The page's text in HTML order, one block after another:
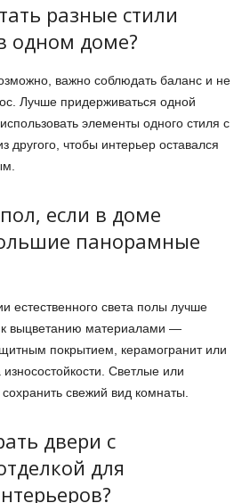
разные стили
одном доме?
важно соблюдать баланс и не
Лучше придерживаться одной
элементы одного стиля с
другого, чтобы интерьер оставался
если в доме
панорамные
естественного света полы лучше
к выцветанию материалами —
покрытием, керамогранит или
Светлые или
свежий вид комнаты.
двери с
для